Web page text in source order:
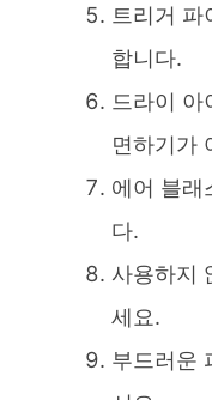
트리거 파
합니다.
드라이
면하기가
에어 블래
다.
사용하지
세요.
부드러운